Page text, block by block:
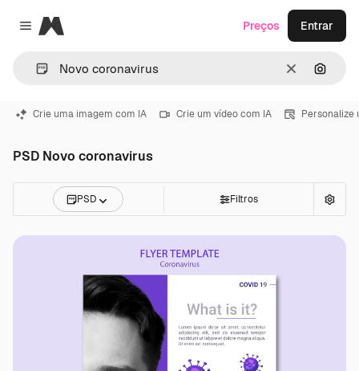
Close menu
Magnific
Limpar
Preços Entrar
Crie uma imagem com IA Crie um vídeo com IA Personalize
PSD Novo coronavirus
PSD Filtros